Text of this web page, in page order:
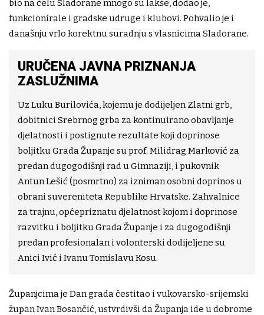
bio na čelu Sladorane mnogo su lakše, dodao je,
funkcionirale i gradske udruge i klubovi. Pohvalio je i
današnju vrlo korektnu suradnju s vlasnicima Sladorane.
URUČENA JAVNA PRIZNANJA
ZASLUŽNIMA
Uz Luku Burilovića, kojemu je dodijeljen Zlatni grb,
dobitnici Srebrnog grba za kontinuirano obavljanje
djelatnosti i postignute rezultate koji doprinose
boljitku Grada Županje su prof. Milidrag Marković za
predan dugogodišnji rad u Gimnaziji, i pukovnik
Antun Lešić (posmrtno) za izniman osobni doprinos u
obrani suvereniteta Republike Hrvatske. Zahvalnice
za trajnu, općepriznatu djelatnost kojom i doprinose
razvitku i boljitku Grada Županje i za dugogodišnji
predan profesionalan i volonterski dodijeljene su
Anici Ivić i Ivanu Tomislavu Kosu.
Županjcima je Dan grada čestitao i vukovarsko-srijemski
župan Ivan Bosančić, ustvrdivši da Županja ide u dobrome